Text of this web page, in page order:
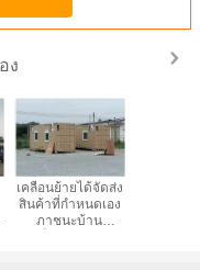
ง
เคลื่อนย้ายได้จัดส่ง
สินค้าที่กำหนดเอง
ภาชนะบ้าน